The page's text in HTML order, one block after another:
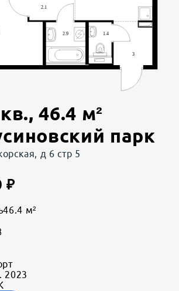
,46.4 м²
парк
д 6 стр 5
₽
46.4 м²
2023